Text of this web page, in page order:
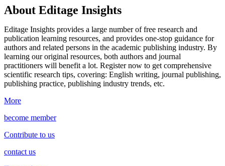
About Editage Insights
Editage Insights provides a large number of free research and
publication learning resources, and provides one-stop guidance for
authors and related persons in the academic publishing industry. By
learning our original resources, both authors and journal
practitioners will benefit a lot. Register now to get comprehensive
scientific research tips, covering: English writing, journal publishing,
publishing practice, publishing industry trends, etc.
More
become member
Contribute to us
contact us